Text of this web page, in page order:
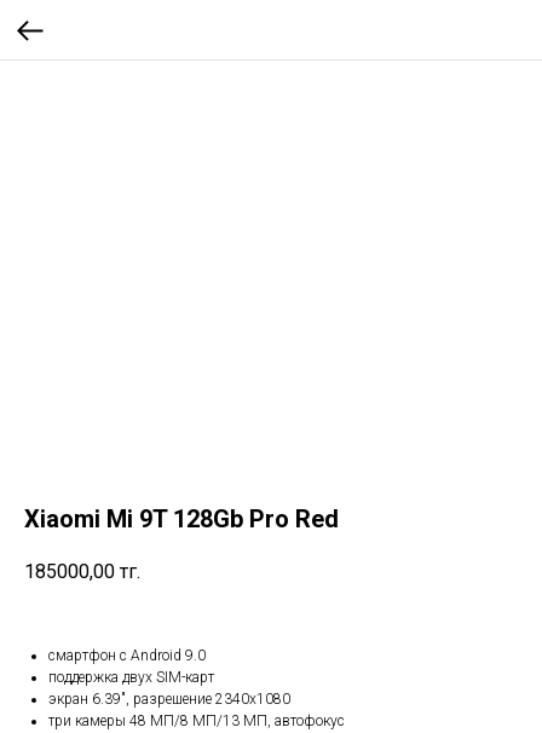
Xiaomi Mi 9T 128Gb Pro Red
185000,00 тг.
смартфон с Android 9.0
поддержка двух SIM-карт
экран 6.39", разрешение 2340x1080
три камеры 48 МП/8 МП/13 МП, автофокус